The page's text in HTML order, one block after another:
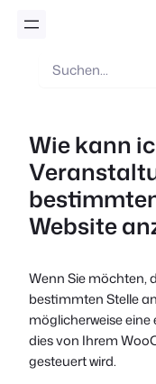
Suche
Wie kann
Website
Wenn Sie möchten,
bestimmten Stelle
möglicherweise
dies von Ihrem
gesteuert wird.